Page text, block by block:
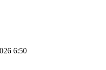
6:50